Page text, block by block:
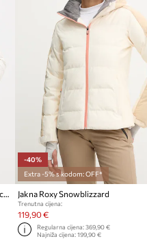
Pernata skijaška jakna Peak Performance Glissade
-40%
Extra -5% s kodom: OFF*
Jakna Roxy Snowblizzard
Trenutna cijena:
119,90 €
Regularna cijena: 369,90 €
Najniža cijena: 199,90 €